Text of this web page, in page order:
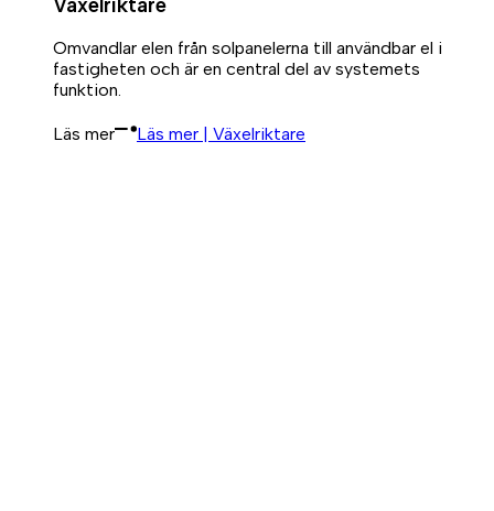
Omvandlar elen från solpanelerna till användbar el i
fastigheten och är en central del av systemets
funktion.
Läs mer Läs mer | Växelriktare